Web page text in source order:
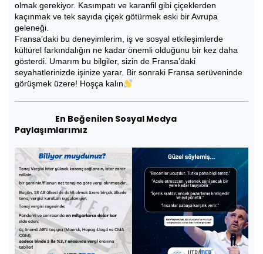
olmak gerekiyor. Kasımpatı ve karanfil gibi çiçeklerden
kaçınmak ve tek sayıda çiçek götürmek eski bir Avrupa
geleneği.
Fransa’daki bu deneyimlerim, iş ve sosyal etkileşimlerde
kültürel farkındalığın ne kadar önemli olduğunu bir kez daha
gösterdi. Umarım bu bilgiler, sizin de Fransa’daki
seyahatlerinizde işinize yarar. Bir sonraki Fransa serüveninde
görüşmek üzere! Hoşça kalın
En Beğenilen Sosyal Medya
Paylaşımlarımız